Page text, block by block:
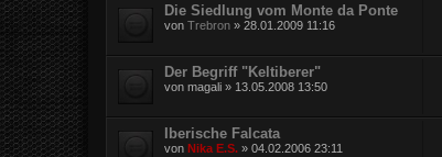
Die Siedlung vom Monte da Ponte
von Trebron » 28.01.2009 11:16
Der Begriff "Keltiberer"
von magali » 13.05.2008 13:50
Iberische Falcata
von Nika E.S. » 04.02.2006 23:11